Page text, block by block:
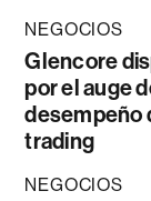
NEGOCIOS
Glencore
por el auge
desempeño
trading
NEGOCIOS